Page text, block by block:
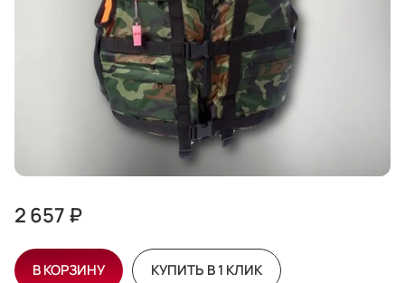
2 657 ₽
В КОРЗИНУ КУПИТЬ В 1 КЛИК